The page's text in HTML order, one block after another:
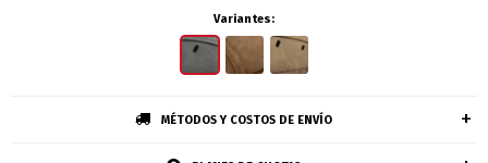
Variantes:
MÉTODOS Y COSTOS DE ENVÍO